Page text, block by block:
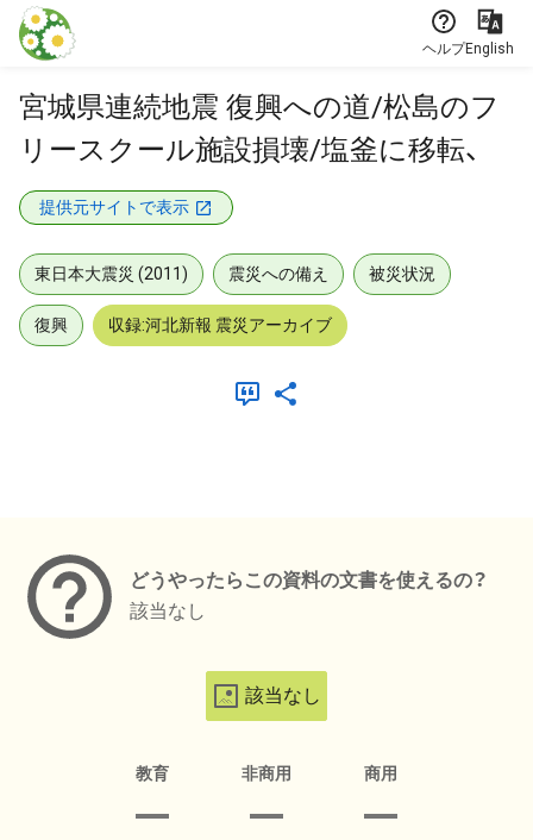
本文に飛ぶ
ヘルプEnglish
宮城県連続地震 復興への道/松島のフ
リースクール施設損壊/塩釜に移転、
提供元サイトで表示
東日本大震災 (2011) 震災への備え 被災状況
復興 収録:河北新報 震災アーカイブ
どうやったらこの資料の文書を使えるの？
該当なし
該当なし
教育 非商用 商用